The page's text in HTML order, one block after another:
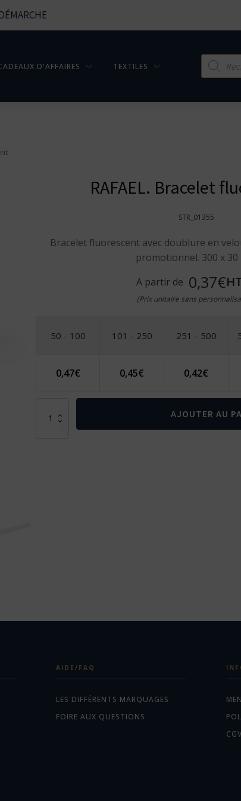
D'AFFAIRES TEXTILES
Recherche
RAFAEL. Bracelet
STR_01355
Bracelet fluorescent avec doublure en
promotionnel. 300 x 30
A partir de 0,37€
(Prix unitaire sans
50 - 100 101 - 250 251 - 500
0,47€ 0,45€ 0,42€
AJOUTER AU
AIDE/FAQ
LES DIFFÉRENTS MARQUAGES
FOIRE AUX QUESTIONS
CGV